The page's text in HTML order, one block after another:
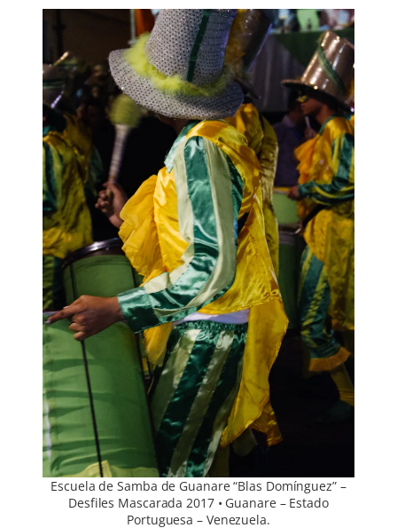
Escuela de Samba de Guanare “Blas Domínguez” –
Desfiles Mascarada 2017 • Guanare – Estado
Portuguesa – Venezuela.